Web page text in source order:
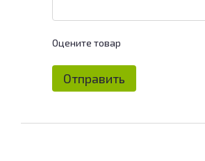
Оцените товар
Отправить